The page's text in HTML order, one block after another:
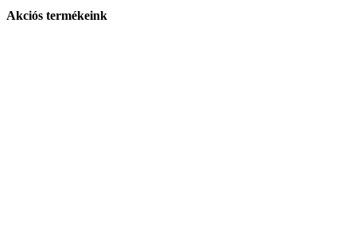
Akciós termékeink